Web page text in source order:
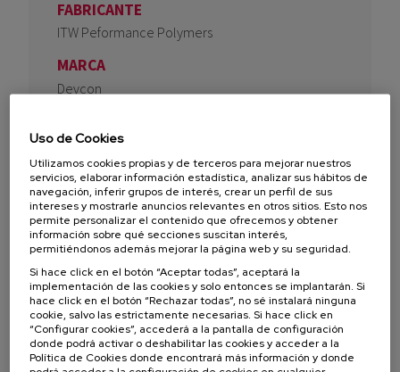
FABRICANTE
ITW Peformance Polymers
MARCA
Devcon
Adhesivos
SOLUCIÓN
Pegado y uniones resistentes
DISTRIBUIDO EN
España
Portugal
México
Colombia
Venezuela
Uso de Cookies
Utilizamos cookies propias y de terceros para mejorar nuestros
servicios, elaborar información estadística, analizar sus hábitos de
navegación, inferir grupos de interés, crear un perfil de sus
intereses y mostrarle anuncios relevantes en otros sitios. Esto nos
permite personalizar el contenido que ofrecemos y obtener
información sobre qué secciones suscitan interés,
permitiéndonos además mejorar la página web y su seguridad.
Si hace click en el botón “Aceptar todas”, aceptará la
implementación de las cookies y solo entonces se implantarán. Si
hace click en el botón “Rechazar todas”, no sé instalará ninguna
cookie, salvo las estrictamente necesarias. Si hace click en
“Configurar cookies”, accederá a la pantalla de configuración
donde podrá activar o deshabilitar las cookies y acceder a la
Política de Cookies donde encontrará más información y donde